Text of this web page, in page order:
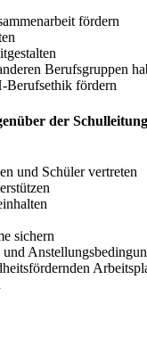
fördern
Berufsgruppen
Berufsethik fördern
der
und Schüler vertreten
sichern